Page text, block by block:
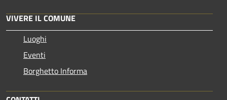
VIVERE IL COMUNE
Luoghi
Eventi
Borghetto Informa